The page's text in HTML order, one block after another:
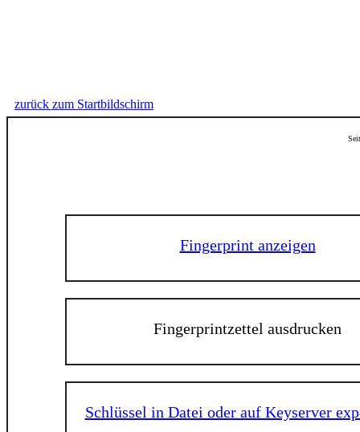
zurück zum Startbildschirm
Fingerprint anzeigen
Fingerprintzettel ausdrucken
Schlüssel in Datei oder auf Keyserver